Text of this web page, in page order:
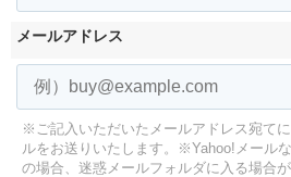
メールアドレス
※ご記入いただいたメールアドレス宛て
ルをお送りいたします。
※Yahoo!メール
の場合、迷惑メールフォルダに入る場合が